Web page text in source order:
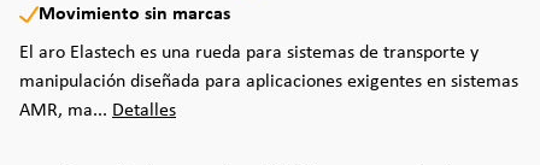
Movimiento sin marcas
El aro Elastech es una rueda para sistemas de transporte y
manipulación diseñada para aplicaciones exigentes en sistemas
AMR, ma... Detalles